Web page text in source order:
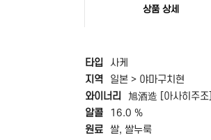
상품 상세
타입
사케
지역
일본 > 야마구치현
와이너리
旭酒造 [아사히주조]
알콜
16.0 %
원료 쌀, 쌀누룩